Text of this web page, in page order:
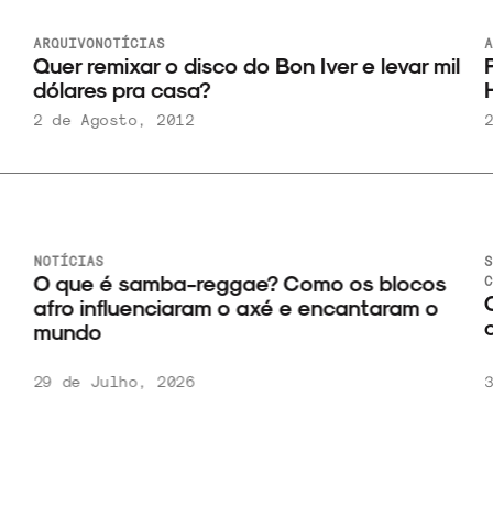
ARQUIVONOTÍCIAS
Quer remixar o disco do Bon Iver e levar mil
dólares pra casa?
2 de Agosto, 2012
NOTÍCIAS
O que é samba-reggae? Como os blocos
afro influenciaram o axé e encantaram o
mundo
29 de Julho, 2026